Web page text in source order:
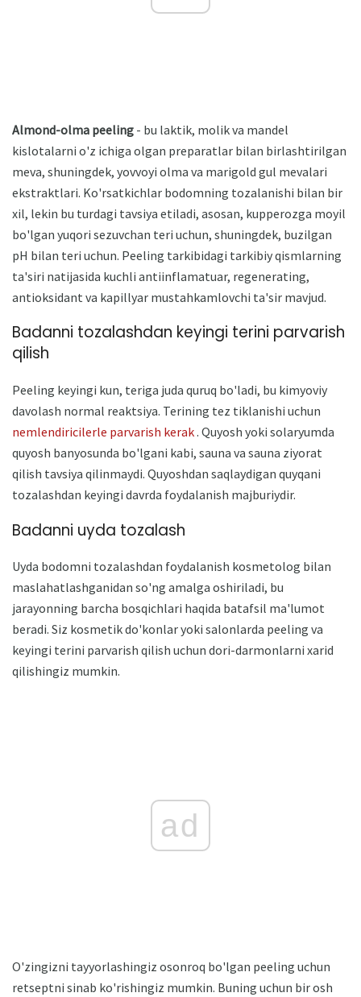
Almond-olma peeling - bu laktik, molik va mandel
kislotalarni o'z ichiga olgan preparatlar bilan birlashtirilgan
meva, shuningdek, yovvoyi olma va marigold gul mevalari
ekstraktlari. Ko'rsatkichlar bodomning tozalanishi bilan bir
xil, lekin bu turdagi tavsiya etiladi, asosan, kupperozga moyil
bo'lgan yuqori sezuvchan teri uchun, shuningdek, buzilgan
pH bilan teri uchun. Peeling tarkibidagi tarkibiy qismlarning
ta'siri natijasida kuchli antiinflamatuar, regenerating,
antioksidant va kapillyar mustahkamlovchi ta'sir mavjud.
Badanni tozalashdan keyingi terini parvarish
qilish
Peeling keyingi kun, teriga juda quruq bo'ladi, bu kimyoviy
davolash normal reaktsiya. Terining tez tiklanishi uchun
nemlendiricilerle parvarish kerak. Quyosh yoki solaryumda
quyosh banyosunda bo'lgani kabi, sauna va sauna ziyorat
qilish tavsiya qilinmaydi. Quyoshdan saqlaydigan quyqani
tozalashdan keyingi davrda foydalanish majburiydir.
Badanni uyda tozalash
Uyda bodomni tozalashdan foydalanish kosmetolog bilan
maslahatlashganidan so'ng amalga oshiriladi, bu
jarayonning barcha bosqichlari haqida batafsil ma'lumot
beradi. Siz kosmetik do'konlar yoki salonlarda peeling va
keyingi terini parvarish qilish uchun dori-darmonlarni xarid
qilishingiz mumkin.
ad
O'zingizni tayyorlashingiz osonroq bo'lgan peeling uchun
retseptni sinab ko'rishingiz mumkin. Buning uchun bir osh